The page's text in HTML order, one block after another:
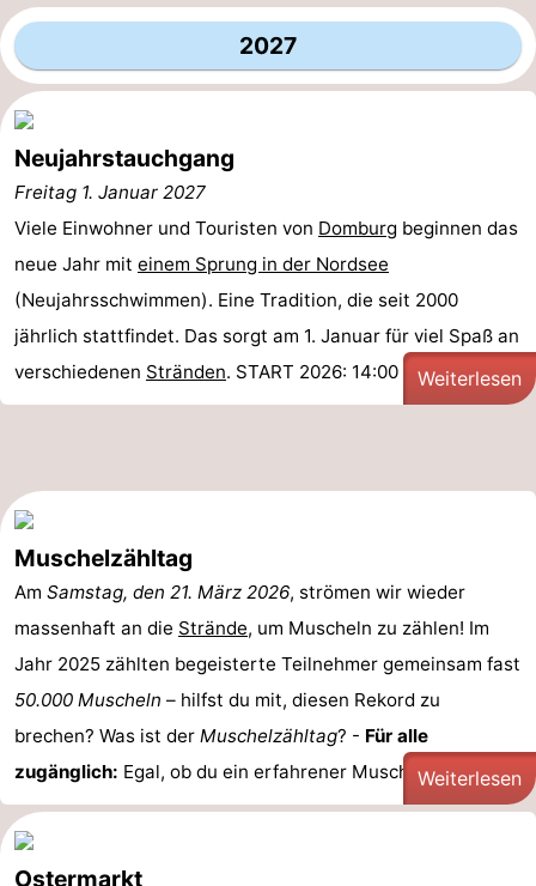
2027
Neujahrstauchgang
Freitag 1. Januar 2027
Viele Einwohner und Touristen von Domburg beginnen das
neue Jahr mit einem Sprung in der Nordsee
(Neujahrsschwimmen). Eine Tradition, die seit 2000
jährlich stattfindet. Das sorgt am 1. Januar für viel Spaß an
verschiedenen Stränden. START 2026: 14:00 UhrWeiterlesen
Muschelzähltag
Am Samstag, den 21. März 2026, strömen wir wieder
massenhaft an die Strände, um Muscheln zu zählen! Im
Jahr 2025 zählten begeisterte Teilnehmer gemeinsam fast
50.000 Muscheln – hilfst du mit, diesen Rekord zu
brechen? Was ist der Muschelzähltag? - Für alle
zugänglich: Egal, ob du ein erfahrener Muschelexperte ...
Weiterlesen
Ostermarkt